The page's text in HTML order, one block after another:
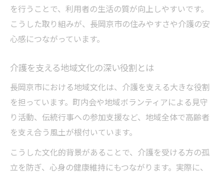
を行うことで、利用者の生活の質が向上しやすいです。
こうした取り組みが、長岡京市の住みやすさや介護の安
心感につながっています。
介護を支える地域文化の深い役割とは
長岡京市における地域文化は、介護を支える大きな役割
を担っています。町内会や地域ボランティアによる見守
り活動、伝統行事への参加支援など、地域全体で高齢者
を支え合う風土が根付いています。
こうした文化的背景があることで、介護を受ける方の孤
立を防ぎ、心身の健康維持にもつながります。実際に、